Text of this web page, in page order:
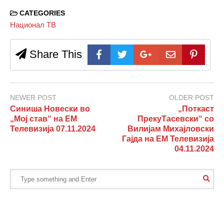
CATEGORIES
Национал ТВ
Share This
NEWER POST
Синиша Новески во
„Мој став“ на ЕМ
Телевизија 07.11.2024
OLDER POST
„Поткаст
ПрекуТасевски“ со
Вилијам Михајловски
Гајда на ЕМ Телевизија
04.11.2024